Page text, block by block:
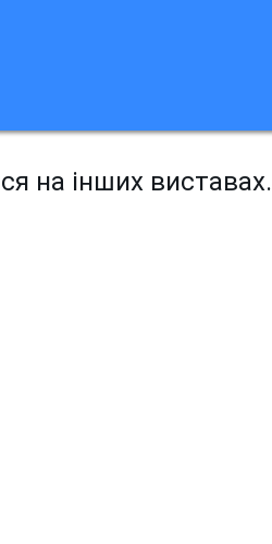
на інших виставах.